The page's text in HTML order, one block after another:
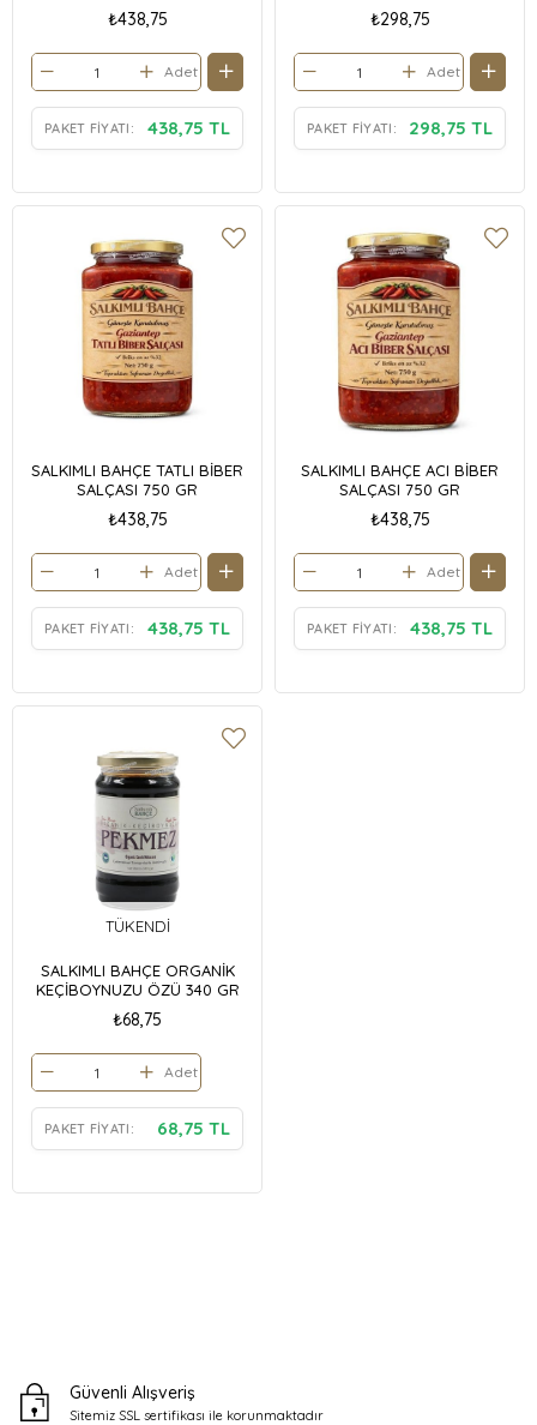
₺438,75
Adet
PAKET FIYATI: 438,75 TL
₺298,75
Adet
PAKET FIYATI: 298,75 TL
SALKIMLI BAHÇE TATLI BİBER
SALÇASI 750 GR
₺438,75
Adet
PAKET FIYATI: 438,75 TL
SALKIMLI BAHÇE ACI BİBER
SALÇASI 750 GR
₺438,75
Adet
PAKET FIYATI: 438,75 TL
TÜKENDI
SALKIMLI BAHÇE ORGANİK
KEÇİBOYNUZU ÖZÜ 340 GR
₺68,75
Adet
PAKET FIYATI: 68,75 TL
Güvenli Alışveriş
Sitemiz SSL sertifikası ile korunmaktadır